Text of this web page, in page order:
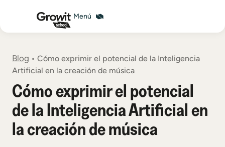
Blog • Cómo exprimir el potencial de la Inteligencia
Artificial en la creación de música
Cómo exprimir el potencial
de la Inteligencia Artificial en
la creación de música